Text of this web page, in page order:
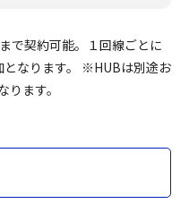
で契約可能。１回線ごとに
となります。 ※HUBは別途お
ます。